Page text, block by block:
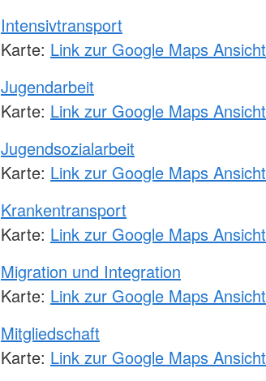
Intensivtransport
Karte: Link zur Google Maps Ansicht
Jugendarbeit
Karte: Link zur Google Maps Ansicht
Jugendsozialarbeit
Karte: Link zur Google Maps Ansicht
Krankentransport
Karte: Link zur Google Maps Ansicht
Migration und Integration
Karte: Link zur Google Maps Ansicht
Mitgliedschaft
Karte: Link zur Google Maps Ansicht